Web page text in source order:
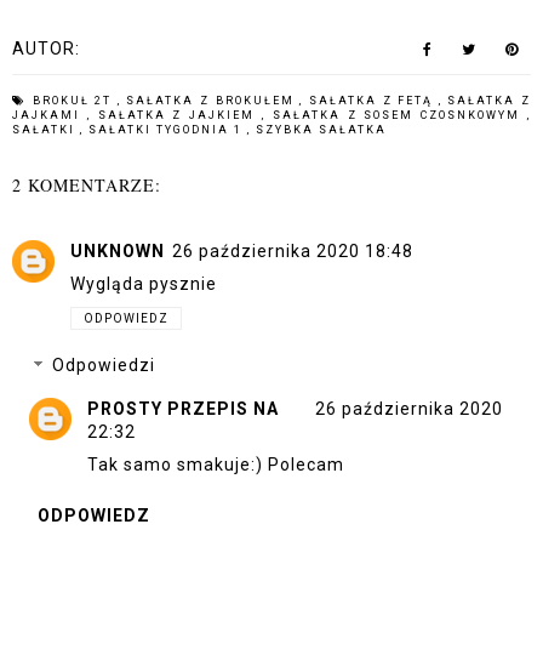
AUTOR:
BROKUŁ 2T , SAŁATKA Z BROKUŁEM, SAŁATKA Z FETĄ , SAŁATKA Z
JAJKAMI , SAŁATKA Z JAJKIEM, SAŁATKA Z SOSEM CZOSNKOWYM,
SAŁATKI , SAŁATKI TYGODNIA 1 , SZYBKA SAŁATKA
2 KOMENTARZE:
UNKNOWN
26 października 2020 18:48
Wygląda pysznie
ODPOWIEDZ
Odpowiedzi
PROSTY PRZEPIS NA
26 października 2020
22:32
Tak samo smakuje:) Polecam
ODPOWIEDZ